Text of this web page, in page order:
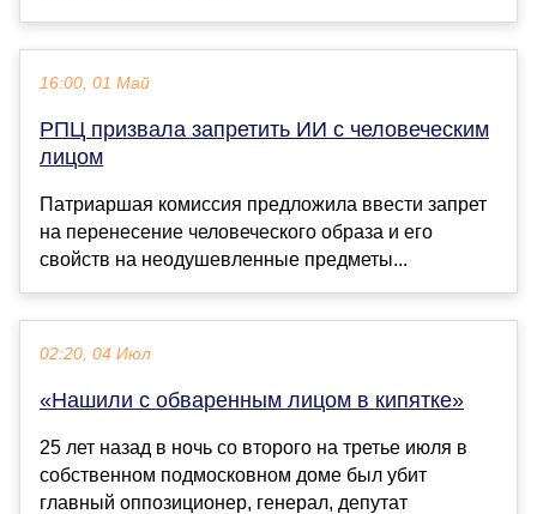
16:00, 01 Май
РПЦ призвала запретить ИИ с человеческим
лицом
Патриаршая комиссия предложила ввести запрет
на перенесение человеческого образа и его
свойств на неодушевленные предметы...
02:20, 04 Июл
«Нашили с обваренным лицом в кипятке»
25 лет назад в ночь со второго на третье июля в
собственном подмосковном доме был убит
главный оппозиционер, генерал, депутат